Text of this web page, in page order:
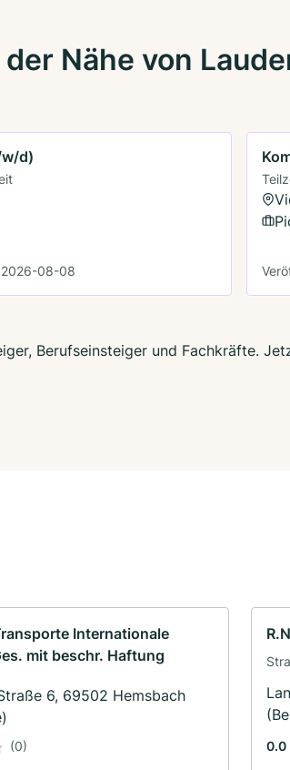
Nähe von
d)
08-08
Berufseinsteiger und Fachkräfte.
Internationale
mit beschr. Haftung
6, 69502 Hemsbach
(0) 0.0